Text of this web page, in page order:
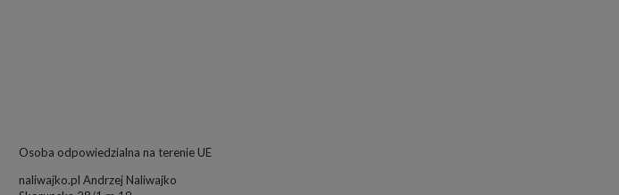
Osoba odpowiedzialna na terenie UE
naliwajko.pl Andrzej Naliwajko